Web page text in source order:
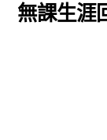
無課生涯